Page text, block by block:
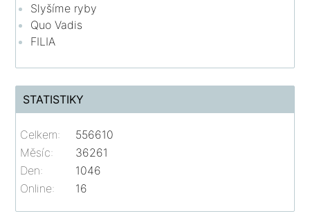
Slyšíme ryby
Quo Vadis
FILIA
STATISTIKY
Online: 16
Celkem:
556610
Měsíc:
36261
Den:
1046